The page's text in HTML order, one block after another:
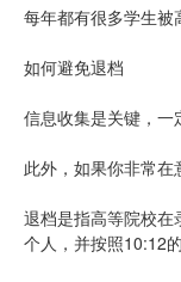
每年都有很多学生
如何避免退档
信息收集是关键，
此外，如果你非常
退档是指高等院校
个人，并按照10:12